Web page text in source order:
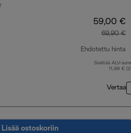
59,00 €
69,90 €
Ehdotettu hinta
Sisältää ALV-
11,99 €
Vertaa
Lisää ostoskoriin